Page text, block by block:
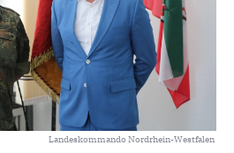
Landeskommando Nordrhein-Westfalen